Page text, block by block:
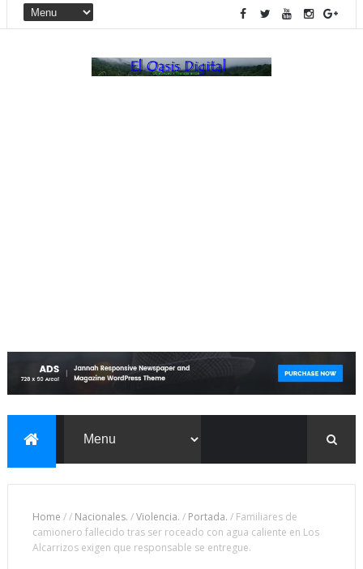
Home // Nacionales. /Violencia. / Portada. / Familiares de
camionero fallecido tras ser roceado con agua caliente en Los
Alcarrizos exigen que responsable se entregue.